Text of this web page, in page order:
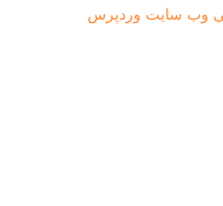
وب سایت وردپرس